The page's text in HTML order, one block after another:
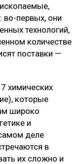
во-первых, они
технологий,
количестве
поставки —
химических
которые
широко
и
деле
в
их сложно и